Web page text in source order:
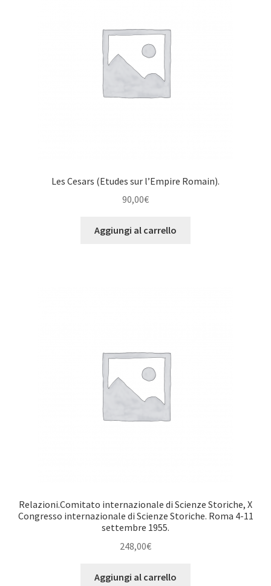
Les Cesars (Etudes sur l’Empire Romain).
90,00€
Aggiungi al carrello
Relazioni.Comitato internazionale di Scienze Storiche, X
Congresso internazionale di Scienze Storiche. Roma 4-11
settembre 1955.
248,00€
Aggiungi al carrello